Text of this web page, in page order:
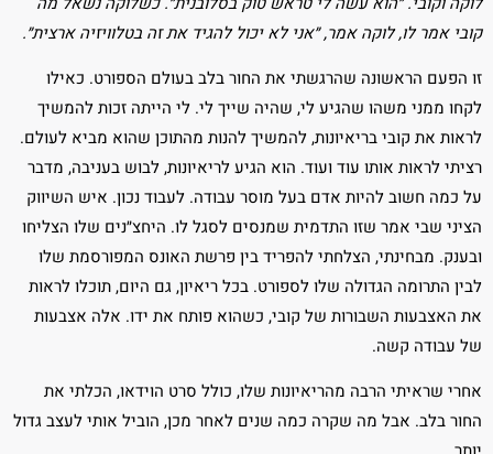
קובי אמר לו, לוקה אמר, ״אני לא יכול להגיד את זה בטלוויזיה ארצית״.
זו הפעם הראשונה שהרגשתי את החור בלב בעולם הספורט. כאילו
לקחו ממני משהו שהגיע לי, שהיה שייך לי. לי הייתה זכות להמשיך
לראות את קובי בריאיונות, להמשיך להנות מהתוכן שהוא מביא לעולם.
רציתי לראות אותו עוד ועוד. הוא הגיע לריאיונות, לבוש בעניבה, מדבר
על כמה חשוב להיות אדם בעל מוסר עבודה. לעבוד נכון. איש השיווק
הציני שבי אמר שזו התדמית שמנסים לסגל לו. היחצ״נים שלו הצליחו
ובענק. מבחינתי, הצלחתי להפריד בין פרשת האונס המפורסמת שלו
לבין התרומה הגדולה שלו לספורט. בכל ריאיון, גם היום, תוכלו לראות
את האצבעות השבורות של קובי, כשהוא פותח את ידו. אלה אצבעות
של עבודה קשה.
אחרי שראיתי הרבה מהריאיונות שלו, כולל סרט הוידאו, הכלתי את
החור בלב. אבל מה שקרה כמה שנים לאחר מכן, הוביל אותי לעצב גדול